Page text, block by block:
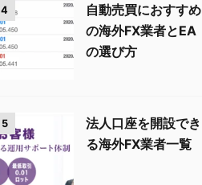
4
自動売買におすすめ
の海外FX業者とEA
の選び方
5
法人口座を開設でき
る海外FX業者一覧